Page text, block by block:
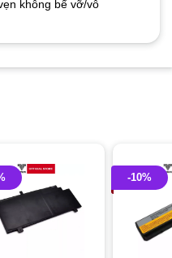
không bể vỡ/vô
-10%